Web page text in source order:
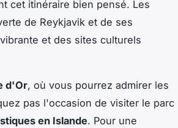
cet itinéraire bien pensé. Les
de Reykjavik et de ses
et des sites culturels
d'Or, où vous pourrez admirer les
pas l'occasion de visiter le parc
en Islande. Pour une